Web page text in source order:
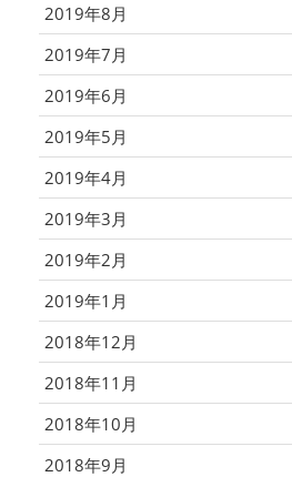
2019年8月
2019年7月
2019年6月
2019年5月
2019年4月
2019年3月
2019年2月
2019年1月
2018年12月
2018年11月
2018年10月
2018年9月